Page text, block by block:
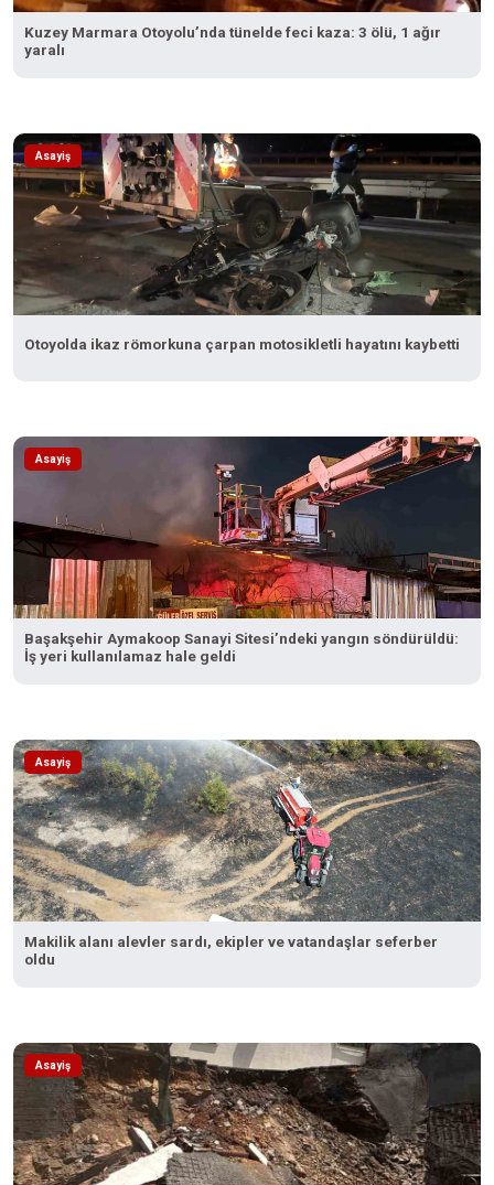
Kuzey Marmara Otoyolu’nda tünelde feci kaza: 3 ölü, 1 ağır
yaralı
Asayiş
Otoyolda ikaz römorkuna çarpan motosikletli hayatını kaybetti
Asayiş
Başakşehir Aymakoop Sanayi Sitesi’ndeki yangın söndürüldü:
İş yeri kullanılamaz hale geldi
Asayiş
Makilik alanı alevler sardı, ekipler ve vatandaşlar seferber
oldu
Asayiş